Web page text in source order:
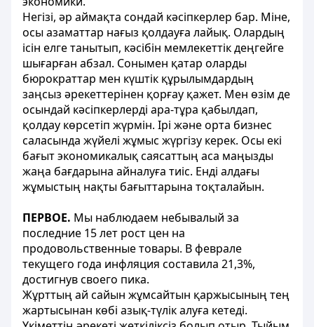
Негізі, әр аймақта сондай кәсіпкерлер бар. Міне,
осы азаматтар нағыз қолдауға лайық. Олардың
ісін елге танытып, кәсібін мемлекеттік деңгейге
шығарған абзал. Сонымен қатар оларды
бюрократтар мен күштік құрылымдардың
заңсыз әрекеттерінен қорғау қажет. Мен өзім де
осындай кәсіпкерлерді ара-тұра қабылдап,
қолдау көрсетіп жүрмін. Ірі және орта бизнес
саласында жүйелі жұмыс жүргізу керек. Осы екі
бағыт экономикалық саясаттың аса маңызды
жаңа бағдарына айналуға тиіс. Енді алдағы
жұмыстың нақты бағыттарына тоқталайын.
ПЕРВОЕ. Мы наблюдаем небывалый за
последние 15 лет рост цен на
продовольственные товары. В феврале
текущего года инфляция составила 21,3%,
достигнув своего пика.
Жұрттың ай сайын жұмсайтын қаржысының тең
жартысынан көбі азық-түлік алуға кетеді.